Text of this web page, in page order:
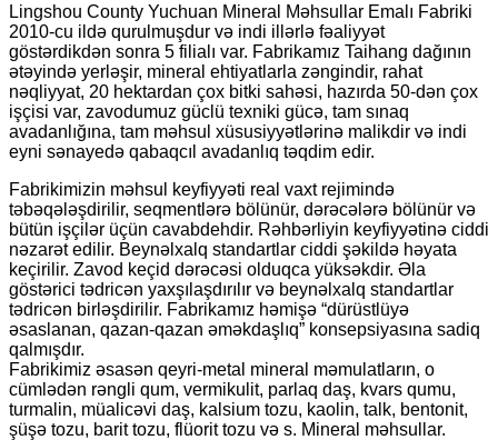
Lingshou County Yuchuan Mineral Məhsullar Emalı Fabriki
2010-cu ildə qurulmuşdur və indi illərlə fəaliyyət
göstərdikdən sonra 5 filialı var. Fabrikamız Taihang dağının
ətəyində yerləşir, mineral ehtiyatlarla zəngindir, rahat
nəqliyyat, 20 hektardan çox bitki sahəsi, hazırda 50-dən çox
işçisi var, zavodumuz güclü texniki gücə, tam sınaq
avadanlığına, tam məhsul xüsusiyyətlərinə malikdir və indi
eyni sənayedə qabaqcıl avadanlıq təqdim edir.
Fabrikimizin məhsul keyfiyyəti real vaxt rejimində
təbəqələşdirilir, seqmentlərə bölünür, dərəcələrə bölünür və
bütün işçilər üçün cavabdehdir. Rəhbərliyin keyfiyyətinə ciddi
nəzarət edilir. Beynəlxalq standartlar ciddi şəkildə həyata
keçirilir. Zavod keçid dərəcəsi olduqca yüksəkdir. Əla
göstərici tədricən yaxşılaşdırılır və beynəlxalq standartlar
tədricən birləşdirilir. Fabrikamız həmişə “dürüstlüyə
əsaslanan, qazan-qazan əməkdaşlıq” konsepsiyasına sadiq
qalmışdır.
Fabrikimiz əsasən qeyri-metal mineral məmulatların, o
cümlədən rəngli qum, vermikulit, parlaq daş, kvars qumu,
turmalin, müalicəvi daş, kalsium tozu, kaolin, talk, bentonit,
şüşə tozu, barit tozu, flüorit tozu və s. Mineral məhsullar.